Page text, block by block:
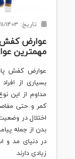
تاریخ: 25/11/1403
عوارض کفش
مهمترین
عوارض کفش
بسیاری از
مداوم از این
کمر و حتی
اختلال در
بدن از جمله
در دنیای مد و
زیادی دارند.